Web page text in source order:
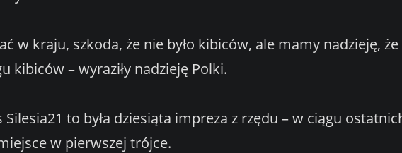
w kraju, szkoda, że nie było kibiców, ale mamy nadzieję,
kibiców – wyraziły nadzieję Polki.
to była dziesiąta impreza z rzędu – w ciągu
w pierwszej trójce.